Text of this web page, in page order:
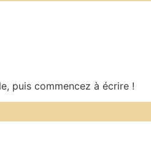
puis commencez à écrire !